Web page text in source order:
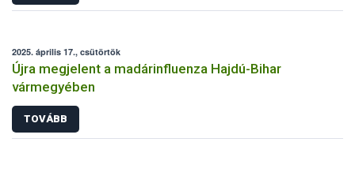
2025. április 17., csütörtök
Újra megjelent a madárinfluenza Hajdú-Bihar
vármegyében
TOVÁBB